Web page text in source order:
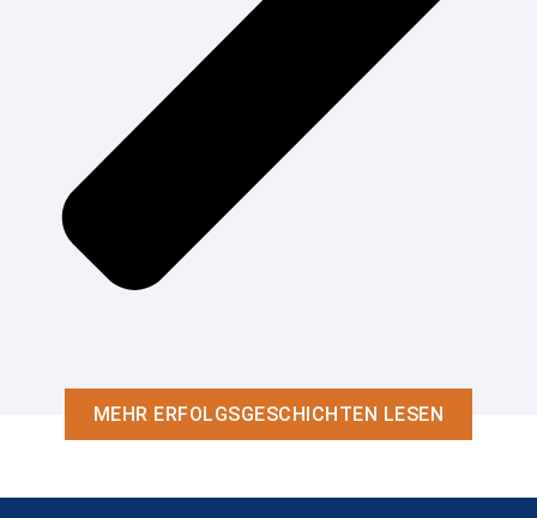
MEHR ERFOLGSGESCHICHTEN LESEN